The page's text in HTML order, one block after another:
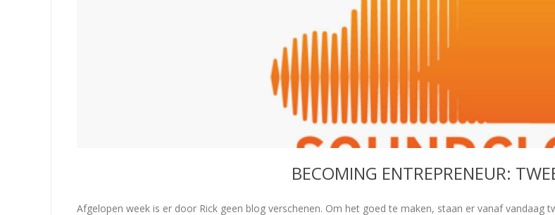
BECOMING ENTREPRENEUR:
Afgelopen week is er door Rick geen blog verschenen. Om het goed te maken, staan er vanaf vandaag